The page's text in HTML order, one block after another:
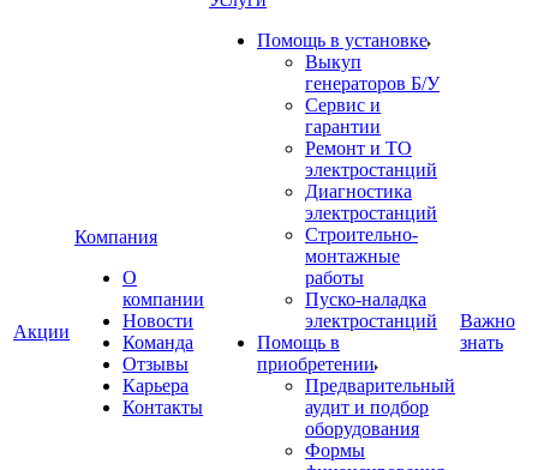
Акции
Компания
О
компании
Новости
Команда
Отзывы
Карьера
Контакты
Помощь в установке
Выкуп
генераторов Б/У
Сервис и
гарантии
Ремонт и ТО
электростанций
Диагностика
электростанций
Строительно-
монтажные
работы
Пуско-наладка
электростанций
Помощь в
приобретении
Предварительный
аудит и подбор
оборудования
Формы
Важно
знать